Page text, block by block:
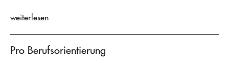
weiterlesen
Pro Berufsorientierung